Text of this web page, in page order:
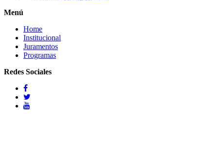
Menú
Home
Institucional
Juramentos
Programas
Redes Sociales